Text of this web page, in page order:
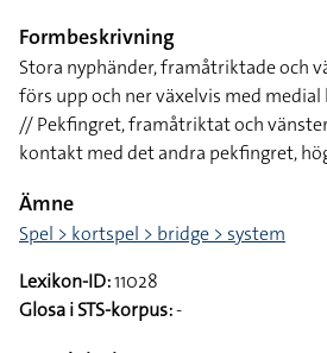
Formbeskrivning
Stora nyphänder, framåtriktade och
förs upp och ner växelvis med
// Pekfingret, framåtriktat och
kontakt med det andra pekfingret,
Ämne
Spel > kortspel > bridge > system
Lexikon-ID:11028
Glosa i STS-korpus:-